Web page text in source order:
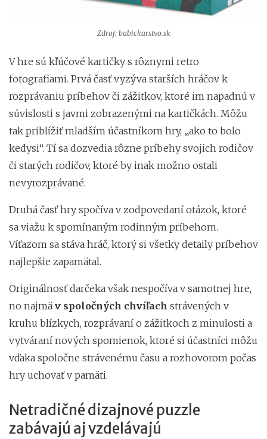
Zdroj: babickarstvo.sk
V hre sú kľúčové kartičky s rôznymi retro
fotografiami. Prvá časť vyzýva starších hráčov k
rozprávaniu príbehov či zážitkov, ktoré im napadnú v
súvislosti s javmi zobrazenými na kartičkách. Môžu
tak priblížiť mladším účastníkom hry, „ako to bolo
kedysi“. Tí sa dozvedia rôzne príbehy svojich rodičov
či starých rodičov, ktoré by inak možno ostali
nevyrozprávané.
Druhá časť hry spočíva v zodpovedaní otázok, ktoré
sa viažu k spomínaným rodinným príbehom.
Víťazom sa stáva hráč, ktorý si všetky detaily príbehov
najlepšie zapamätal.
Originálnosť darčeka však nespočíva v samotnej hre,
no najmä v spoločných chvíľach strávených v
kruhu blízkych, rozprávaní o zážitkoch z minulosti a
vytváraní nových spomienok, ktoré si účastníci môžu
vďaka spoločne strávenému času a rozhovorom počas
hry uchovať v pamäti.
Netradičné dizajnové puzzle
zabávajú aj vzdelávajú